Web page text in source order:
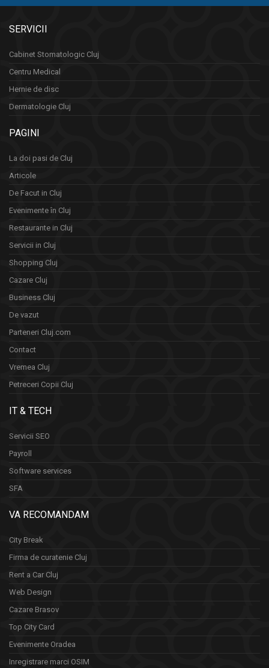
SERVICII
Cabinet Stomatologic Cluj
Centru Medical
Hernie de disc
Dermatologie Cluj
PAGINI
La doi pasi de Cluj
Articole
De Facut in Cluj
Evenimente în Cluj
Restaurante in Cluj
Servicii in Cluj
Shopping Cluj
Cazare Cluj
Business Cluj
De vazut
Parteneri Cluj.com
Contact
Vremea Cluj
Petreceri Copii Cluj
IT & TECH
Servicii SEO
Payroll
Software services
SFA
VA RECOMANDAM
City Break
Firma de curatenie Cluj
Rent a Car Cluj
Web Design
Cazare Brasov
Top City Card
Evenimente Oradea
Inregistrare marci OSIM